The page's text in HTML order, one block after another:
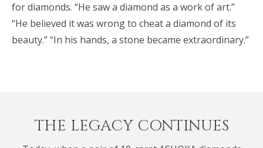
for diamonds. “He saw a diamond as a work of art.”
“He believed it was wrong to cheat a diamond of its
beauty.” “In his hands, a stone became extraordinary.”
THE LEGACY CONTINUES